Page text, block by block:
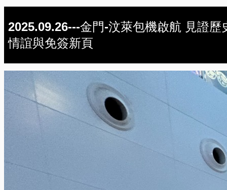
2025.09.26---金門-汶萊包機啟航 見證歷
情誼與免簽新頁